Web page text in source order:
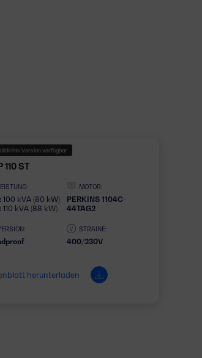
Version verfügbar
110 ST
100 kVA (80 kW)
110 kVA (88 kW)
MOTOR:
PERKINS 1104C-
44TAG2
STRAINE:
400/230V
herunterladen